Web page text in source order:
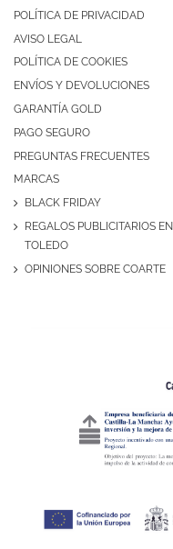
POLÍTICA DE PRIVACIDAD
AVISO LEGAL
POLÍTICA DE COOKIES
ENVÍOS Y DEVOLUCIONES
GARANTÍA GOLD
PAGO SEGURO
PREGUNTAS FRECUENTES
MARCAS
BLACK FRIDAY
REGALOS PUBLICITARIOS EN
TOLEDO
OPINIONES SOBRE COARTE